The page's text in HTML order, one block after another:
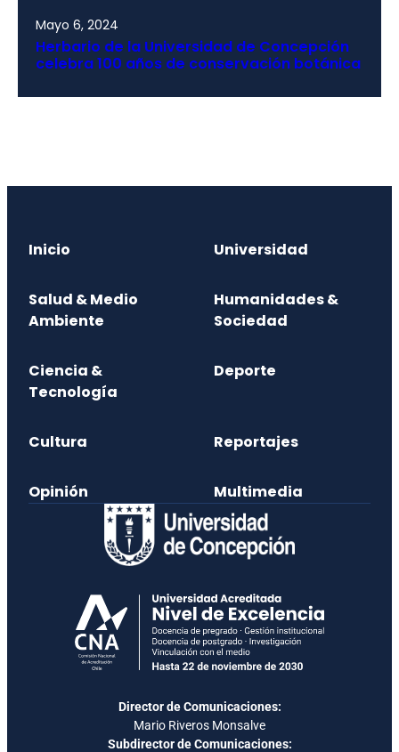
Mayo 6, 2024
Herbario de la Universidad de Concepción
celebra 100 años de conservación botánica
Inicio Universidad
Salud & Medio
Ambiente
Humanidades &
Sociedad
Ciencia &
Tecnología
Deporte
Cultura Reportajes
Opinión Multimedia
Director de Comunicaciones:
Mario Riveros Monsalve
Subdirector de Comunicaciones: